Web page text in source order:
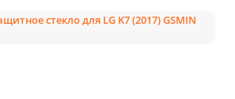
стекло для LG K7 (2017) GSMIN